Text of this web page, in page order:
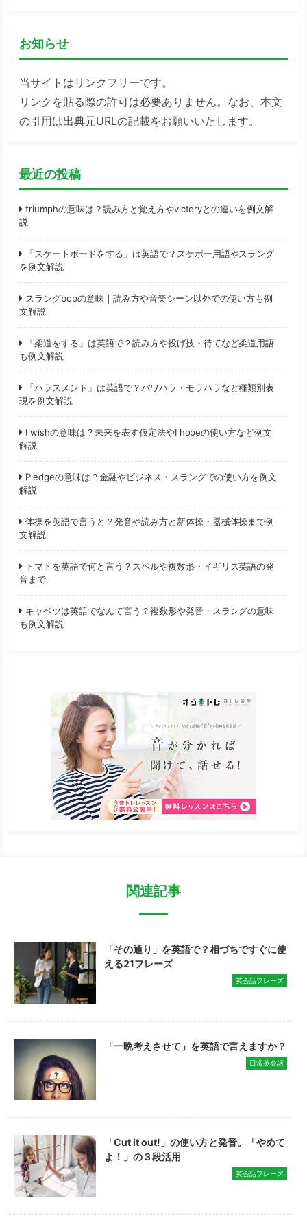
お知らせ
当サイトはリンクフリーです。
リンクを貼る際の許可は必要ありません。なお、本文
の引用は出典元URLの記載をお願いいたします。
最近の投稿
triumphの意味は？読み方と覚え方やvictoryとの違いを例文解
説
「スケートボードをする」は英語で？スケボー用語やスラング
を例文解説
スラングbopの意味｜読み方や音楽シーン以外での使い方も例
文解説
「柔道をする」は英語で？読み方や投げ技・待てなど柔道用語
も例文解説
「ハラスメント」は英語で？パワハラ・モラハラなど種類別表
現を例文解説
I wishの意味は？未来を表す仮定法やI hopeの使い方など例文
解説
Pledgeの意味は？金融やビジネス・スラングでの使い方を例文
解説
体操を英語で言うと？発音や読み方と新体操・器械体操まで例
文解説
トマトを英語で何と言う？スペルや複数形・イギリス英語の発
音まで
キャベツは英語でなんて言う？複数形や発音・スラングの意味
も例文解説
関連記事
「その通り」を英語で？相づちですぐに使
える21フレーズ
英会話フレーズ
「一晩考えさせて」を英語で言えますか？
日常英会話
「Cut it out!」の使い方と発音。「やめて
よ！」の３段活用
英会話フレーズ